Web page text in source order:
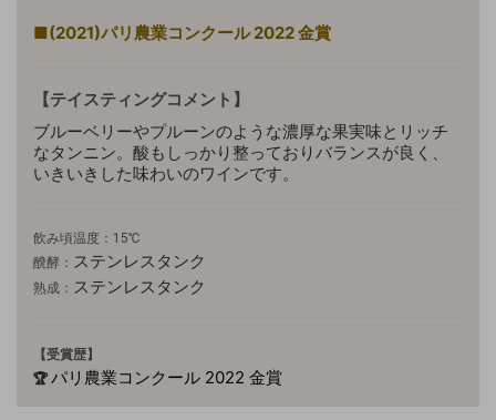
■(2021)パリ農業コンクール 2022 金賞
【テイスティングコメント】
ブルーベリーやプルーンのような濃厚な果実味とリッチ
なタンニン。酸もしっかり整っておりバランスが良く、
いきいきした味わいのワインです。
飲み頃温度：15℃
醗酵： ステンレスタンク
熟成： ステンレスタンク
【受賞歴】
🏆 パリ農業コンクール 2022 金賞